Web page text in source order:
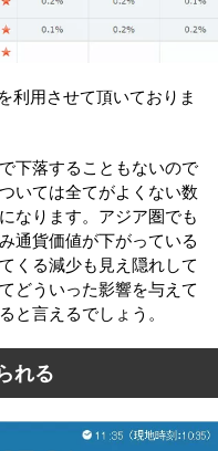
利用させて頂いておりま
下落することもないので
いては全てがよくない数
なります。アジア圏でも
通貨価値が下がっている
くる減少も見え隠れして
どういった影響を与えて
と言えるでしょう。
れる